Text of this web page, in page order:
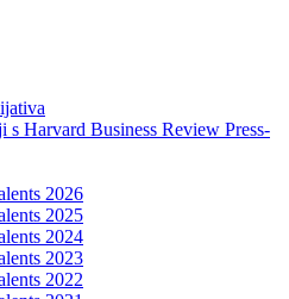
s Harvard Business Review Press-
2026
2025
2024
2023
2022